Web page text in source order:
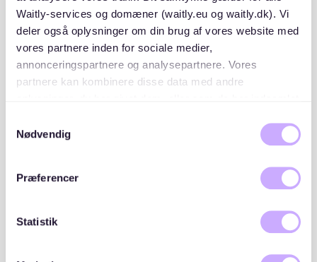
Waitly-services og domæner (waitly.eu og waitly.dk). Vi
deler også oplysninger om din brug af vores website med
vores partnere inden for sociale medier,
annonceringspartnere og analysepartnere. Vores
partnere kan kombinere disse data med andre
cookies, hvis du fortsætter med at anvende vores
Nødvendig
Præferencer
Statistik
og sø. Foreningen består af 20 andele.
Beliggenhed